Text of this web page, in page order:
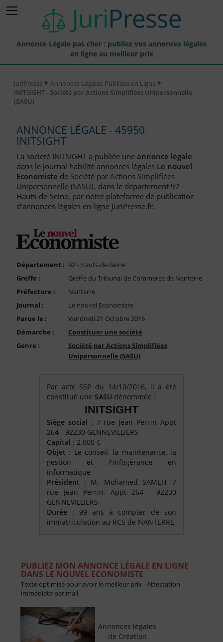
Annonce Légale pas cher : publiez vos annonces légales
en ligne au meilleur prix
Annonces Légales Publiées
Journaux Habilités (JAL) Annonces Légales
Liste des Greffes
Liste des CCI
Le Blog pour les Entreprises
Nous Contacter
Compte PRO
JuriPresse
Annonces Légales Publiées en Ligne
INITSIGHT - Société par Actions Simplifiées Unipersonnelle
(SASU)
ANNONCE LÉGALE - 45950
INITSIGHT
La société INITSIGHT a publiée une annonce légale
dans le journal habilité annonces légales Le nouvel
Economiste de Société par Actions Simplifiées
Unipersonnelle (SASU), dans le département 92 -
Hauts-de-Seine, par notre plateforme de publication
d'annonces légales en ligne JuriPresse.fr.
Département : 92 - Hauts-de-Seine
Greffe :
Greffe du Tribunal de Commerce de Nanterre
Préfecture :
Nanterre
Journal :
Le nouvel Economiste
Parue le :
Vendredi 21 Octobre 2016
Démarche :
Constituer une société
Genre :
Société par Actions Simplifiées
Unipersonnelle (SASU)
Par acte SSP du 14/10/2016, il a été
constitué une SASU dénommée :
INITSIGHT
Siège social : 7 rue Jean Perrin Appt
264 - 92230 GENNEVILLIERS
Capital : 2.000 €
Objet : Le conseil, la maintenance, la
gestion et l'infogérance en
informatique
Président : M. Mohamed SAMEH, 7
rue Jean Perrin, Appt 264 - 92230
GENNEVILLIERS
Durée : 99 ans à compter de son
immatriculation au RCS de NANTERRE
PUBLIEZ MON ANNONCE LÉGALE EN LIGNE
DANS LE NOUVEL ECONOMISTE
Texte optimisé pour avoir le meilleur prix - Attestation
immédiate par mail
Annonces légales
de Création